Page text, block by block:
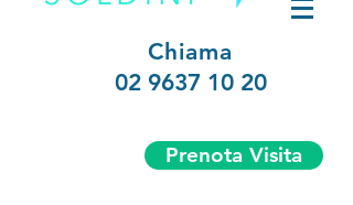
Chiama
02 9637 10 20
Prenota Visita